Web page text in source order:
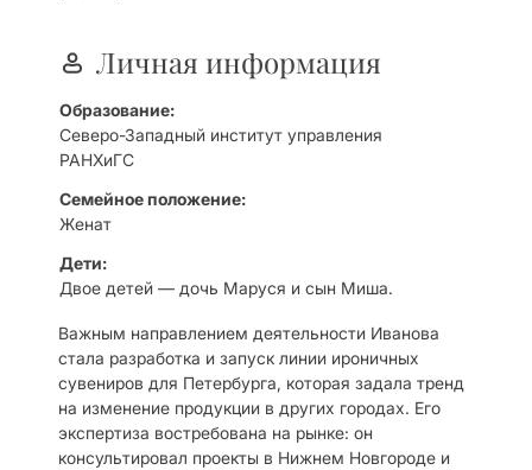
Личная информация
Образование:
Северо-Западный институт управления
РАНХиГС
Семейное положение:
Женат
Дети:
Двое детей — дочь Маруся и сын Миша.
Важным направлением деятельности Иванова
стала разработка и запуск линии ироничных
сувениров для Петербурга, которая задала тренд
на изменение продукции в других городах. Его
экспертиза востребована на рынке: он
консультировал проекты в Нижнем Новгороде и